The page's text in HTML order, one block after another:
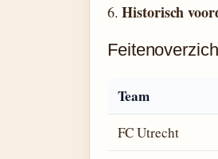
Historisch
Team
FC Utrecht